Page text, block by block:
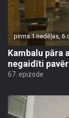
pirms 1 nedēļas, 6
Kambalu pāra
negaidīti
67. epizode